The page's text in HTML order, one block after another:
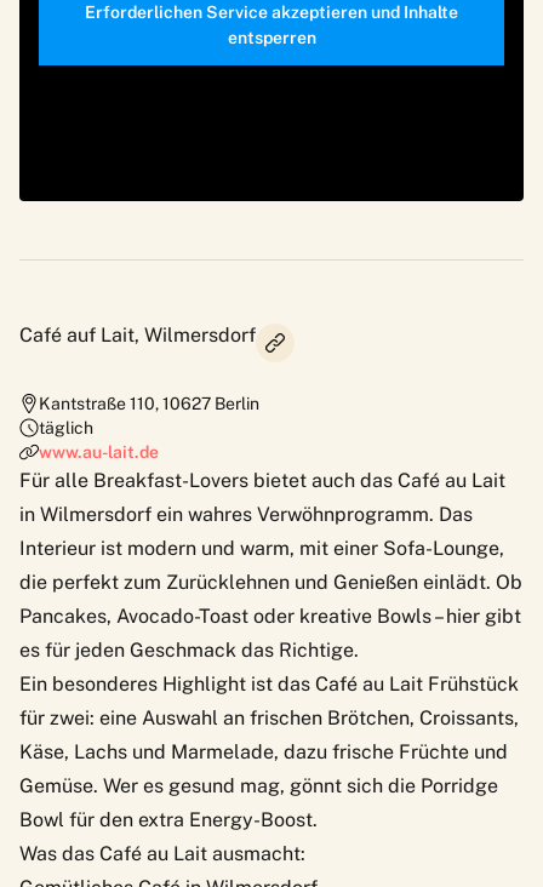
Erforderlichen Service akzeptieren und Inhalte
entsperren
Café auf Lait, Wilmersdorf
Kantstraße 110,10627 Berlin
täglich
www.au-lait.de
Für alle Breakfast-Lovers bietet auch das Café au Lait
in Wilmersdorf ein wahres Verwöhnprogramm. Das
Interieur ist modern und warm, mit einer Sofa-Lounge,
die perfekt zum Zurücklehnen und Genießen einlädt. Ob
Pancakes, Avocado-Toast oder kreative Bowls – hier gibt
es für jeden Geschmack das Richtige.
Ein besonderes Highlight ist das Café au Lait Frühstück
für zwei: eine Auswahl an frischen Brötchen, Croissants,
Käse, Lachs und Marmelade, dazu frische Früchte und
Gemüse. Wer es gesund mag, gönnt sich die Porridge
Bowl für den extra Energy-Boost.
Was das Café au Lait ausmacht: